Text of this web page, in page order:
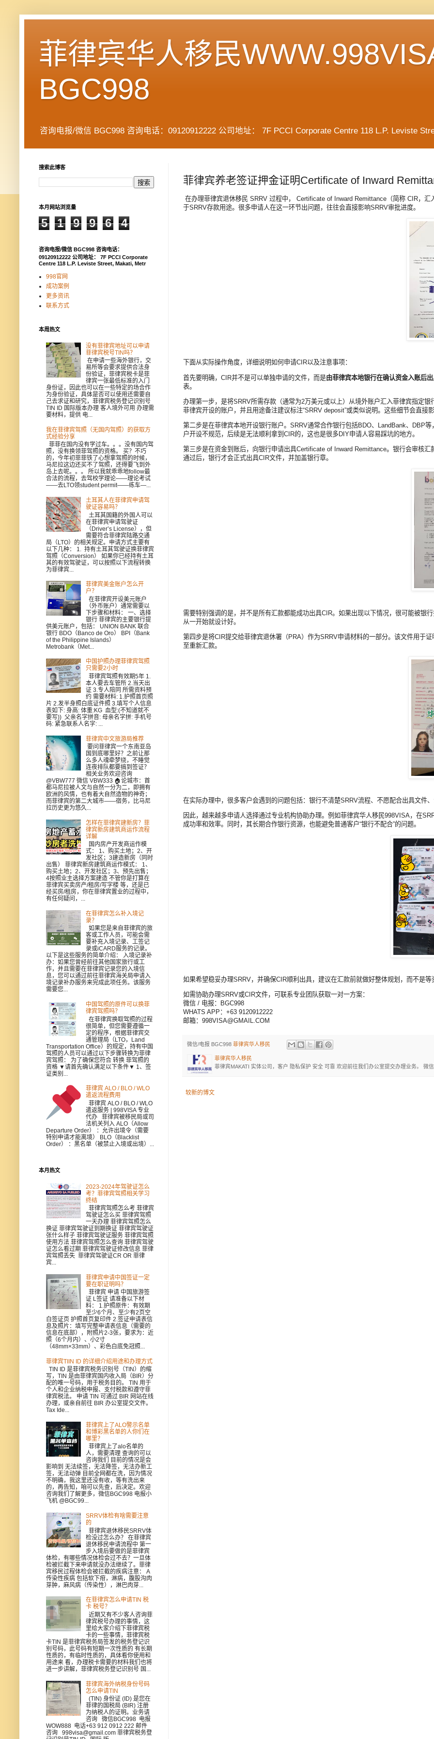
菲律宾华人移民
BGC998
咨询电报/微信 BGC998 咨询电话：09120912222 公司地址： 7F PCCI Corporate Centre 118 L.P. Leviste
菲律宾养老签证押金证明Certificate of Inward
在办理菲律宾退休移民 SRRV 过程中， Certificate of Inward Remittance（简称 CIR，
于SRRV存款用途。很多申请人在这一环节出问题，往往会直接影响SRRV审批进度。
下面从实际操作角度，详细说明如何申请CIR以及注意事项：
首先要明确，CIR并不是可以单独申请的文件，而是由菲律宾本地银行在确认资金入账后
表。
办理第一步，是将SRRV所需存款（通常为2万美元或以上）从境外账户汇入菲律宾指定
菲律宾开设的账户，并且用途备注建议标注“SRRV deposit”或类似说明。这些细节会直接
第二步是在菲律宾本地开设银行账户。SRRV通常合作银行包括BDO、LandBank、DBP
户开设不规范，后续是无法顺利拿到CIR的，这也是很多DIY申请人容易踩坑的地方。
第三步是在资金到账后，向银行申请出具Certificate of Inward Remittance。银行会审核
通过后，银行才会正式出具CIR文件，并加盖银行章。
需要特别强调的是，并不是所有汇款都能成功出具CIR。如果出现以下情况，很可能被银
从一开始就设计好。
第四步是将CIR提交给菲律宾退休署（PRA）作为SRRV申请材料的一部分。该文件用于
至重新汇款。
在实际办理中，很多客户会遇到的问题包括：银行不清楚SRRV流程、不愿配合出具文
因此，越来越多申请人选择通过专业机构协助办理。例如菲律宾华人移民998VISA，在
成功率和效率。同时，其长期合作银行资源，也能避免普通客户“银行不配合”的问题。
如果希望稳妥办理SRRV，并确保CIR顺利出具，建议在汇款前就做好整体规划，而不是
如需协助办理SRRV或CIR文件，可联系专业团队获取一对一方案：
微信 / 电报：BGC998
WHATS APP：+63 9120912222
邮箱：998VISA@GMAIL.COM
微信/电报 BGC998 菲律宾华人移民
菲律宾华人移民
菲律宾MAKATI 实体公司，客户 隐私保护 安全 可靠 欢迎前往我们办公室提交办理业务。 微
较新的博文
搜索此博客
本月网站浏览量
5 1 9 9 6 4
咨询电报/微信 BGC998 咨询电话：
09120912222 公司地址： 7F PCCI Corporate
Centre 118 L.P. Leviste Street, Makati, Metr
998官网
成功案例
更多资讯
联系方式
本周热文
没有菲律宾地址可以申请
菲律宾税号TIN吗？
在申请一些海外银行，交
易所等会要求提供合法身
份验证，菲律宾税卡是菲
律宾一张最低标准的入门
身份证，因此也可以在一些特定的场合作
为身份验证，具体是否可以使用还需要自
己去求证和研究，菲律宾税务登记识别号
TIN ID 国际版本办理 客人境外可用 办理需
要材料，提供 电...
我在菲律宾驾照（无国内驾照）的获取方
式经验分享
菲菲在国内没有学过车。。。没有国内驾
照，没有换领菲驾照的资格。 买？不巧
的，今年初菲菲铁了心想拿驾照的时候，
马尼拉这边还买不了驾照，还得要飞到外
岛上去呢。。。 所以我就乖乖地follow最
合法的流程，去驾校学理论——理论考试
——去LTO领student permit——练车—...
土耳其人在菲律宾申请驾
驶证容易吗？
土耳其国籍的外国人可以
在菲律宾申请驾驶证
（Driver’s License），但
需要符合菲律宾陆路交通
局（LTO）的相关规定。申请方式主要有
以下几种： 1. 持有土耳其驾驶证换菲律宾
驾照（Conversion） 如果你已经持有土耳
其的有效驾驶证，可以按照以下流程转换
为菲律宾...
菲律宾美金账户怎么开
户？
在菲律宾开设美元账户
（外币账户）通常需要以
下步骤和材料： 一、选择
银行 菲律宾的主要银行提
供美元账户，包括： UNION BANK 联合
银行 BDO（Banco de Oro） BPI（Bank
of the Philippine Islands）
Metrobank（Met...
中国护照办理菲律宾驾照
只需要2小时
菲律宾驾照有效期5年 1.
本人要去车管所 2.当天出
证 3.专人陪同 所需资料预
约 需要材料: 1.护照首页照
片 2.发半身照白底证件照 3.填写个人信息
表如下: 身高: 体重:KG 血型:(不知道就不
要写)) 父亲名字拼音: 母亲名字拼: 手机号
码: 紧急联系人名字: ...
菲律宾中文旅游局推荐
要问菲律宾一个东南亚岛
国到底哪里好？之前让那
么多人魂牵梦绕，不睡觉
连夜排队都要搞到签证？
相关业务欢迎咨询
@VBW777 微信 VBW333 🏠论城市：首
都马尼拉被人文与自然一分为二，即拥有
欧洲的风情，也有着大自然造物的神奇；
而菲律宾的第二大城市——宿务，比马尼
拉历史更为悠久...
怎样在菲律宾建新房？菲
律宾新房建筑商运作流程
详解
国内房产开发商运作模
式： 1、购买土地；2、开
发社区；3建造新房（同时
出售） 菲律宾新房建筑商运作模式： 1、
购买土地；2、开发社区；3、预先出售；
4按照业主选择方案建造 不管你是打算在
菲律宾买卖房产/租房/写字楼 等，还是已
经买房/租房，你在菲律宾置业的过程中，
有任何疑问，...
在菲律宾怎么补入境记
录？
如果您是来自菲律宾的旅
客或工作人员，可能会需
要补充入境记录、工签记
录或iCARD服务的记录。
以下是这些服务的简单介绍： 入境记录补
办：如果您曾经前往其他国家旅行或工
作，并且需要在菲律宾记录您的入境信
息，您可以通过前往菲律宾海关局申请入
境记录补办服务来完成此项任务。该服务
需要您...
中国驾照的原件可以换菲
律宾驾照吗？
在菲律宾换取驾照的过程
很简单，但您需要遵循一
定的程序，根据菲律宾交
通管理局（LTO，Land
Transportation Office）的规定，持有中国
驾照的人员可以通过以下步骤转换为菲律
宾驾照： 为了确保您符合 转换 菲驾照的
资格 ▼请首先确认满足以下条件▼ 1、签
证类别...
菲律宾 ALO / BLO / WLO
遣返流程费用
菲律宾 ALO / BLO / WLO
遣返服务 | 998VISA 专业
代办 菲律宾被移民局或司
法机关列入 ALO（Allow
Departure Order） ：允许出境令（需要
特别申请才能离境） BLO（Blacklist
Order） ：黑名单（被禁止入境或出境）...
本月热文
2023-2024年驾驶证怎么
考？菲律宾驾照相关学习
终结
菲律宾驾照怎么考 菲律宾
驾驶证怎么买 菲律宾驾照
一天办理 菲律宾驾照怎么
换证 菲律宾驾驶证到期换证 菲律宾驾驶证
张什么样子 菲律宾驾驶证服务 菲律宾驾照
使用方法 菲律宾驾照怎么查询 菲律宾驾驶
证怎么看过期 菲律宾驾驶证修改信息 菲律
宾驾照丢失 菲律宾驾驶证CR OR 菲律
宾...
菲律宾申请中国签证一定
要在职证明吗？
菲律宾 申请 中国旅游签
证 L签证 请准备以下材
料： 1.护照原件：有效期
至少6个月、至少有2页空
白签证页 护照首页复印件 2.签证申请表信
息及照片：填写完整申请表信息（需要的
信息在底部），附照片2-3张，要求为：近
照（6个月内）、小2寸
（48mm×33mm）、彩色白底免冠照...
菲律宾TIIN ID 的详细介绍用途和办理方式
TIN ID 是菲律宾税务识别号（TIN）的缩
写，TIN 是由菲律宾国内收入局（BIR）分
配的唯一号码，用于税务目的。 TIN 用于
个人和企业纳税申报、支付税款和遵守菲
律宾税法。 申请 TIN 可通过 BIR 网站在线
办理，或亲自前往 BIR 办公室提交文件。
Tax Ide...
菲律宾上了ALO警示名单
和博彩黑名单的人你们在
哪里？
菲律宾上了alo名单的
人，需要清理 查询的可以
咨询我们 目前的情况是会
影响到 无法续签，无法降签，无法办新工
签，无法动弹 目前全网都在洗，因为情况
不明确，我这里还没有收，等有洗出来
的，再告知，咱可以先查，后决定。欢迎
咨询我们了解更多，微信BGC998 电报小
飞机 @BGC99...
SRRV体检有啥需要注意
的
菲律宾退休移民SRRV体
检没过怎么办？ 在菲律宾
退休移民申请流程中 第一
步入境后要做的是菲律宾
体检，有哪些情况体检会过不去？一旦体
检被拦截下来申请就没办法继续了。菲律
宾移民过程体检会被拦截的疾病注意： A
传染性疾病 包括软下疳，淋病，腹股沟肉
芽肿，麻风病（传染性），淋巴肉芽...
在菲律宾怎么申请TIN 税
卡 税号？
近期又有不少客人咨询菲
律宾税号办理的事情，这
里给大家介绍下菲律宾税
卡的一些事情，菲律宾税
卡TIN 是菲律宾税务局签发的税务登记识
别号码，此号码有短期一次性质的 有长期
性质的，有临时性质的，具体看你使用和
用途来 看，办理税卡需要的材料我们也将
进一步讲解，菲律宾税务登记识别号 国...
菲律宾海外纳税身份号码
怎么申请TIN
(TIN) 身份证 (ID) 是您在
菲律的国税局 (BIR) 注册
为纳税人的证明。业务请
咨询 微信BGC998 电报
WOW888 电话+63 912 0912 222 邮件
咨询 998visa@gmail.com 菲律宾税务登